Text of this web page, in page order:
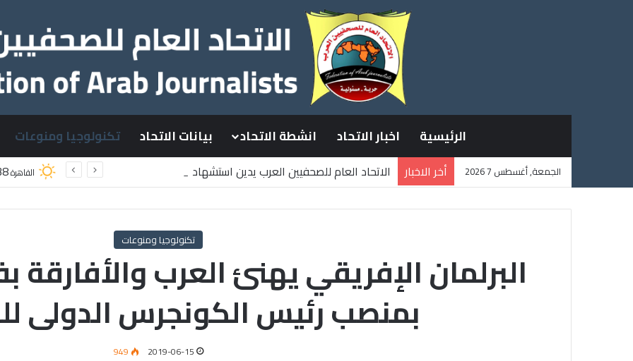
الرئيسية اخبار الاتحاد انشطة الاتحاد بيانات الاتحاد تكنولوجيا ومنوعات
الجمعة, أغسطس 7 2026 أخر الاخبار
الاتحاد العام للصحفيين العرب يدين استشهاد
القاهرة
تكنولوجيا ومنوعات
البرلمان الإفريقي يهنئ العرب
بمنصب رئيس الكونجرس الدولى
2019-06-15
949